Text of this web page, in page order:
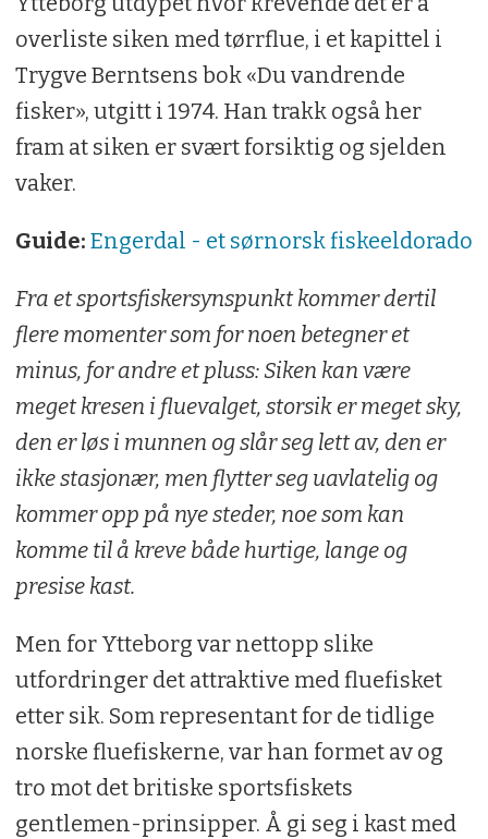
overliste siken med tørrflue, i et kapittel i
Trygve Berntsens bok «Du vandrende
fisker», utgitt i 1974. Han trakk også her
fram at siken er svært forsiktig og sjelden
vaker.
Guide: Engerdal - et sør­norsk fiske­eldorado
Fra et sportsfiskersynspunkt kommer dertil
flere momenter som for noen betegner et
minus, for andre et pluss: Siken kan være
meget kresen i fluevalget, storsik er meget sky,
den er løs i munnen og slår seg lett av, den er
ikke stasjonær, men flytter seg uavlatelig og
kommer opp på nye steder, noe som kan
komme til å kreve både hurtige, lange og
presise kast.
Men for Ytteborg var nettopp slike
utfordringer det attraktive med fluefisket
etter sik. Som representant for de tidlige
norske fluefiskerne, var han formet av og
tro mot det britiske sportsfiskets
gentlemen-prinsipper. Å gi seg i kast med